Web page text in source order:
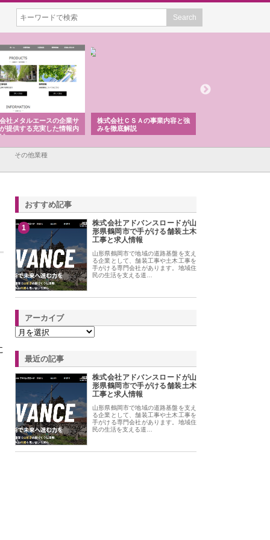
社メタルエースの企業サ
提供する充実した情報内
株式会社ＣＳＡの事業内容と強
みを徹底解説
その他業種
おすすめ記事
1
株式会社アドバンスロードが山
形県鶴岡市で手がける舗装土木
工事と求人情報
山形県鶴岡市で地域の道路基盤を支え
る企業として、舗装工事や土木工事を
手がける専門会社があります。地域住
民の生活を支える道…
アーカイブ
最近の記事
株式会社アドバンスロードが山
形県鶴岡市で手がける舗装土木
工事と求人情報
山形県鶴岡市で地域の道路基盤を支え
る企業として、舗装工事や土木工事を
手がける専門会社があります。地域住
民の生活を支える道…